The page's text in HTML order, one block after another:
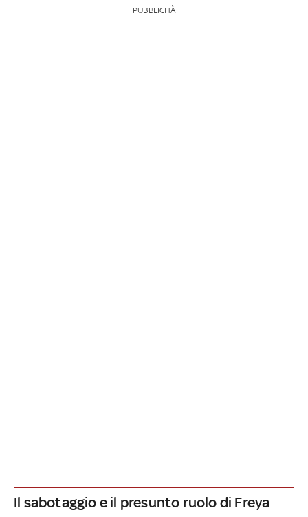
PUBBLICITÀ
Il sabotaggio e il presunto ruolo di Freya